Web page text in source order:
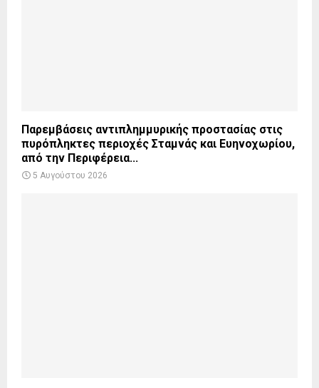
Παρεμβάσεις αντιπλημμυρικής προστασίας στις
πυρόπληκτες περιοχές Σταμνάς και Ευηνοχωρίου,
από την Περιφέρεια...
5 Αυγούστου 2026